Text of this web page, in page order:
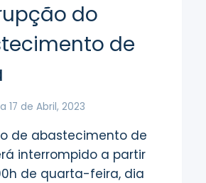
do
de
17 de Abril, 2023
de abastecimento de
interrompido a partir
de quarta-feira, dia